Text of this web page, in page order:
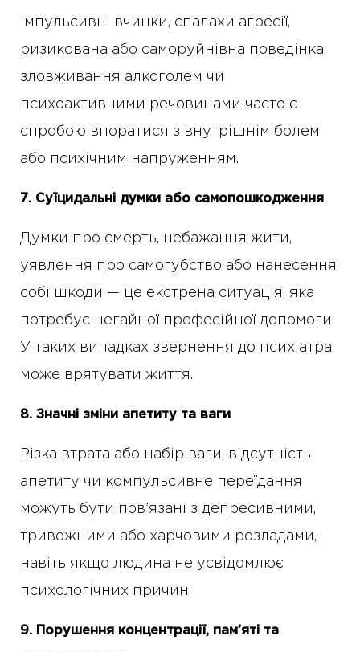
Імпульсивні вчинки, спалахи агресії,
ризикована або саморуйнівна поведінка,
зловживання алкоголем чи
психоактивними речовинами часто є
спробою впоратися з внутрішнім болем
або психічним напруженням.
7. Суїцидальні думки або самопошкодження
Думки про смерть, небажання жити,
уявлення про самогубство або нанесення
собі шкоди — це екстрена ситуація, яка
потребує негайної професійної допомоги.
У таких випадках звернення до психіатра
може врятувати життя.
8. Значні зміни апетиту та ваги
Різка втрата або набір ваги, відсутність
апетиту чи компульсивне переїдання
можуть бути пов’язані з депресивними,
тривожними або харчовими розладами,
навіть якщо людина не усвідомлює
психологічних причин.
9. Порушення концентрації, пам’яті та